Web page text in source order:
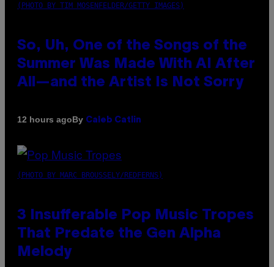
(PHOTO BY TIM MOSENFELDER/GETTY IMAGES)
So, Uh, One of the Songs of the
Summer Was Made With AI After
All—and the Artist Is Not Sorry
12 hours agoBy Caleb Catlin
(PHOTO BY MARC BROUSSELY/REDFERNS)
3 Insufferable Pop Music Tropes
That Predate the Gen Alpha
Melody